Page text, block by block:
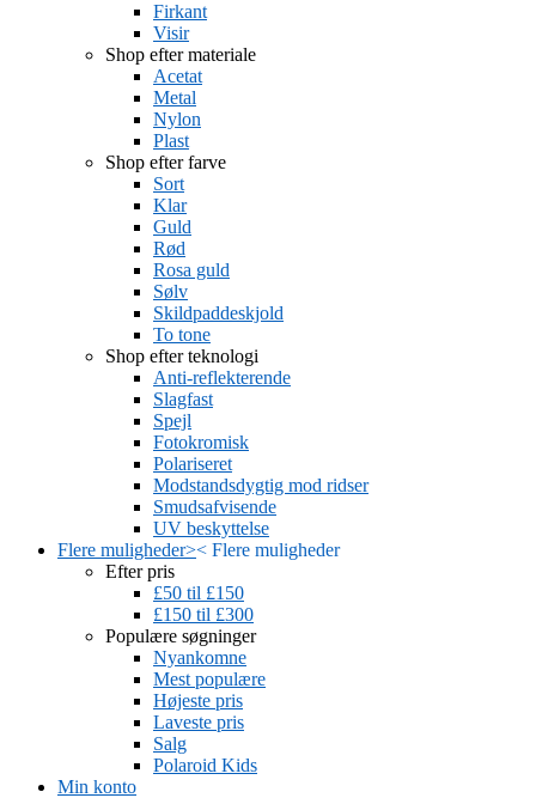
Firkant
Visir
Shop efter materiale
Acetat
Metal
Nylon
Plast
Shop efter farve
Sort
Klar
Guld
Rød
Rosa guld
Sølv
Skildpaddeskjold
To tone
Shop efter teknologi
Anti-reflekterende
Slagfast
Spejl
Fotokromisk
Polariseret
Modstandsdygtig mod ridser
Smudsafvisende
UV beskyttelse
Flere muligheder>< Flere muligheder
Efter pris
£50 til £150
£150 til £300
Populære søgninger
Nyankomne
Mest populære
Højeste pris
Laveste pris
Salg
Polaroid Kids
Min konto